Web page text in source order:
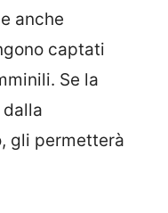
anche
captati
Se la
gli permetterà